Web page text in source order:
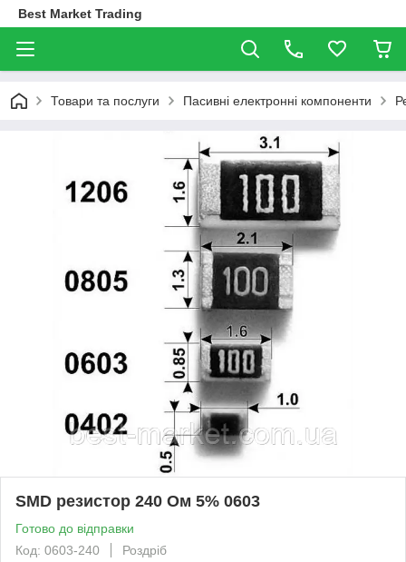
Best Market Trading
Товари та послуги Пасивні електронні компоненти
SMD резистор 240 Ом 5% 0603
Готово до відправки
Код: 0603-240
Роздріб